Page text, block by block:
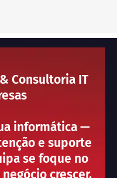
Consultoria IT
informática —
e suporte
se foque no
crescer.